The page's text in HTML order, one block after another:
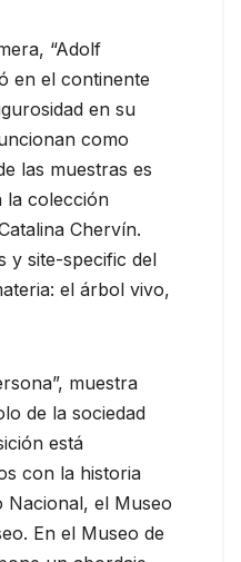
“Adolf
en el continente
en su
como
las muestras es
la colección
Chervín.
y site-specific del
el árbol vivo,
muestra
de la sociedad
está
con la historia
Nacional, el Museo
En el Museo de